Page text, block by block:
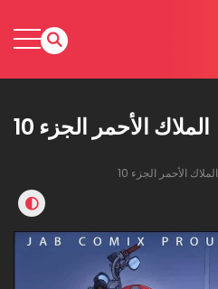
الملاك الأحمر الجزء 10
الملاك الأحمر الجزء 10